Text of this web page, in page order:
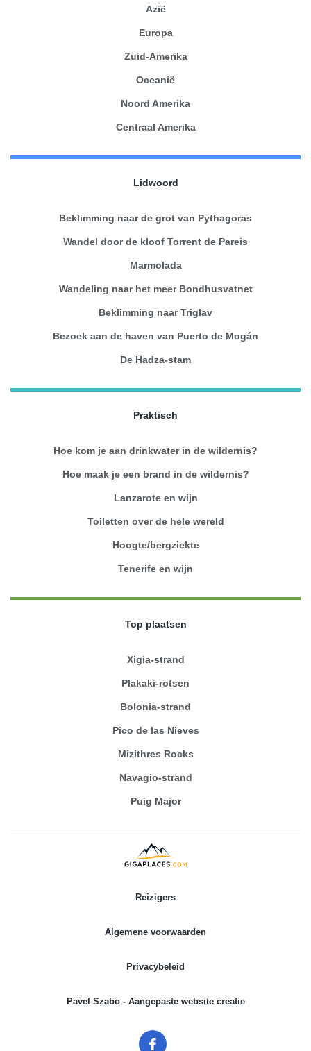
Azië
Europa
Zuid-Amerika
Oceanië
Noord Amerika
Centraal Amerika
Lidwoord
Beklimming naar de grot van Pythagoras
Wandel door de kloof Torrent de Pareis
Marmolada
Wandeling naar het meer Bondhusvatnet
Beklimming naar Triglav
Bezoek aan de haven van Puerto de Mogán
De Hadza-stam
Praktisch
Hoe kom je aan drinkwater in de wildernis?
Hoe maak je een brand in de wildernis?
Lanzarote en wijn
Toiletten over de hele wereld
Hoogte/bergziekte
Tenerife en wijn
Top plaatsen
Xigia-strand
Plakaki-rotsen
Bolonia-strand
Pico de las Nieves
Mizithres Rocks
Navagio-strand
Puig Major
Reizigers
Algemene voorwaarden
Privacybeleid
Pavel Szabo - Aangepaste website creatie